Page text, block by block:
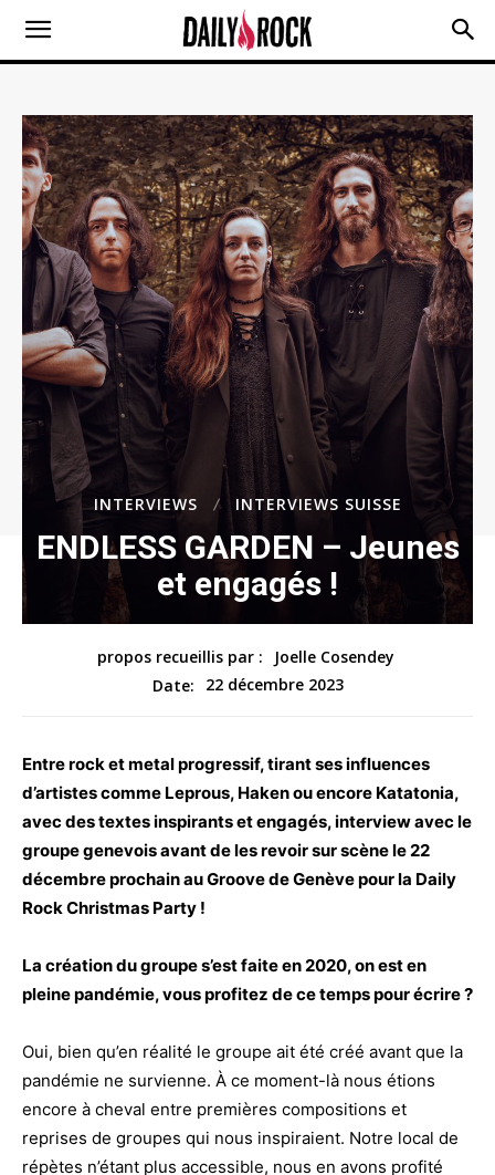
INTERVIEWS INTERVIEWS SUISSE
ENDLESS GARDEN – Jeunes
et engagés !
propos recueillis par :
Joelle Cosendey
Date:
22 décembre 2023
Entre rock et metal progressif, tirant ses influences
d’artistes comme Leprous, Haken ou encore Katatonia,
avec des textes inspirants et engagés, interview avec le
groupe genevois avant de les revoir sur scène le 22
décembre prochain au Groove de Genève pour la Daily
Rock Christmas Party !
La création du groupe s’est faite en 2020, on est en
pleine pandémie, vous profitez de ce temps pour écrire ?
Oui, bien qu’en réalité le groupe ait été créé avant que la
pandémie ne survienne. À ce moment-là nous étions
encore à cheval entre premières compositions et
reprises de groupes qui nous inspiraient. Notre local de
répètes n’étant plus accessible, nous en avons profité